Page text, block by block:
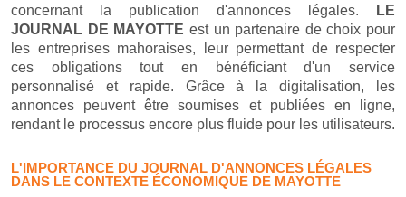
concernant la publication d'annonces légales.
LE
JOURNAL DE MAYOTTE est un partenaire de choix pour
les entreprises mahoraises, leur permettant de respecter
ces obligations tout en bénéficiant d'un service
personnalisé et rapide. Grâce à la digitalisation, les
annonces peuvent être soumises et publiées en ligne,
rendant le processus encore plus fluide pour les utilisateurs.
L'IMPORTANCE DU JOURNAL D'ANNONCES LÉGALES
DANS LE CONTEXTE ÉCONOMIQUE DE MAYOTTE